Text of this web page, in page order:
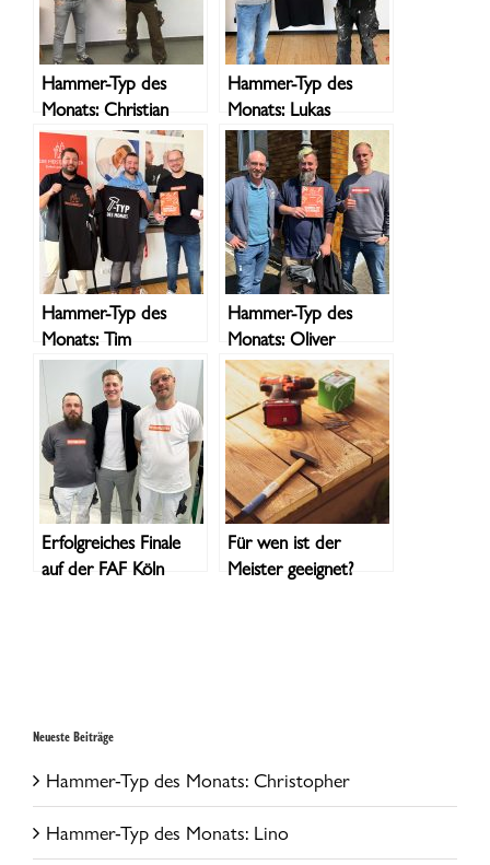
Hammer-Typ des
Monats: Christian
Hammer-Typ des
Monats: Lukas
Hammer-Typ des
Monats: Tim
Hammer-Typ des
Monats: Oliver
Erfolgreiches Finale
auf der FAF Köln
Für wen ist der
Meister geeignet?
Neueste Beiträge
Hammer-Typ des Monats: Christopher
Hammer-Typ des Monats: Lino